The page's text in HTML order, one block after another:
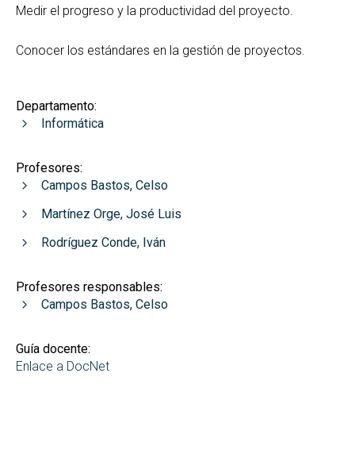
Medir el progreso y la productividad del proyecto.
Conocer los estándares en la gestión de proyectos.
Departamento:
Informática
Profesores:
Campos Bastos, Celso
Martínez Orge, José Luis
Rodríguez Conde, Iván
Profesores responsables:
Campos Bastos, Celso
Guía docente:
Enlace a DocNet